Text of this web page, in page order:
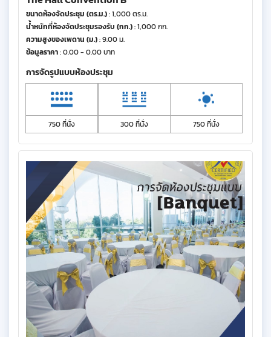
ขนาดห้องจัดประชุม (ตร.ม.): 1,000 ตร.ม.
น้ำหนักที่ห้องจัดประชุมรองรับ (กก.): 1,000 กก.
ความสูงของเพดาน (ม.): 9.00 ม.
ข้อมูลราคา: 0.00 - 0.00 บาท
การจัดรูปแบบห้องประชุม
750 ที่นั่ง 300 ที่นั่ง 750 ที่นั่ง